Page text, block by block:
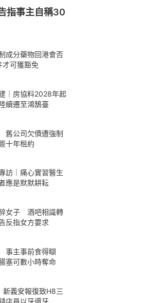
指事主自稱30
成分藥物回港會否
才可獲豁免
｜房協料2028年起
續遷至鴻鵠臺
舊公司欠債遭強制
十年租約
訪｜痛心實習醫生
應是默默耕耘
女子 酒吧相識轉
反指女方要求
事主事前食得瞓
塞可數小時奪命
新義安報復致H8三
店員以牙還牙